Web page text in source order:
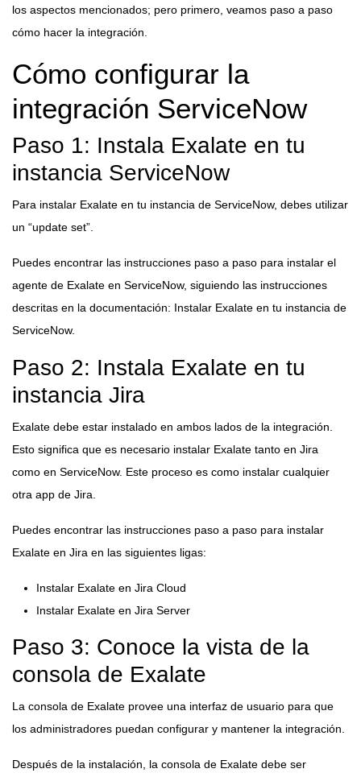
los aspectos mencionados; pero primero, veamos paso a paso
cómo hacer la integración.
Cómo configurar la
integración ServiceNow
Paso 1: Instala Exalate en tu
instancia ServiceNow
Para instalar Exalate en tu instancia de ServiceNow, debes utilizar
un “update set”.
Puedes encontrar las instrucciones paso a paso para instalar el
agente de Exalate en ServiceNow, siguiendo las instrucciones
descritas en la documentación: Instalar Exalate en tu instancia de
ServiceNow.
Paso 2: Instala Exalate en tu
instancia Jira
Exalate debe estar instalado en ambos lados de la integración.
Esto significa que es necesario instalar Exalate tanto en Jira
como en ServiceNow. Este proceso es como instalar cualquier
otra app de Jira.
Puedes encontrar las instrucciones paso a paso para instalar
Exalate en Jira en las siguientes ligas:
Instalar Exalate en Jira Cloud
Instalar Exalate en Jira Server
Paso 3: Conoce la vista de la
consola de Exalate
La consola de Exalate provee una interfaz de usuario para que
los administradores puedan configurar y mantener la integración.
Después de la instalación, la consola de Exalate debe ser